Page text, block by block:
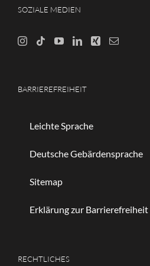
SOZIALE MEDIEN
BARRIEREFREIHEIT
Leichte Sprache
Deutsche Gebärdensprache
Sitemap
Erklärung zur Barrierefreiheit
RECHTLICHES